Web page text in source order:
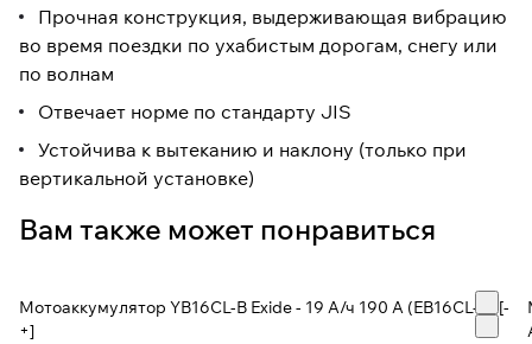
Прочная конструкция, выдерживающая вибрацию
во время поездки по ухабистым дорогам, снегу или
по волнам
Отвечает норме по стандарту JIS
Устойчива к вытеканию и наклону (только при
вертикальной установке)
Вам также может понравиться
Мотоаккумулятор YB16CL-B Exide - 19 А/ч 190 А (EB16CL-B) [-
+]